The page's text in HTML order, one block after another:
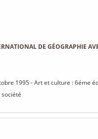
DE GÉOGRAPHIE
1995 - Art et culture : 6éme